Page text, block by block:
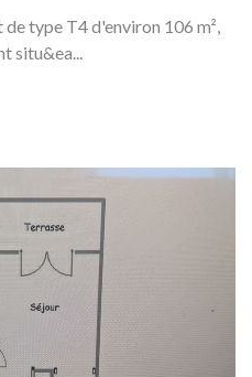
type T4 d'environ 106 m²,
situ&ea...